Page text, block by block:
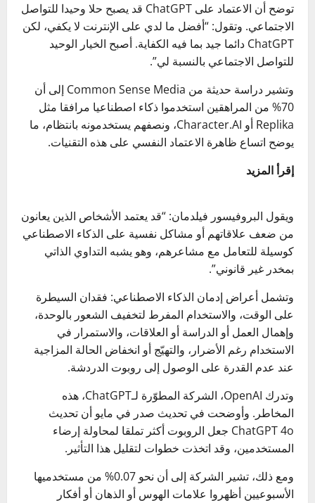
توضح أن الاعتماد على ChatGPT قد يصبح حلا وحيدا للتواصل
الاجتماعي. وتقول: “أفضل ما لدي على الإنترنت لا يكفي، لكن
ChatGPT دائما جيد بما فيه الكفاية. أصبح الخيار الوحيد
للتواصل الاجتماعي بالنسبة لي”.
وتشير دراسة حديثة من Common Sense Media إلى أن
70% من المراهقين استخدموا ذكاء اصطناعيا مرافقا مثل
Replika أو Character.AI، ونصفهم يستخدمونه بانتظام، ما
يوضح اتساع ظاهرة الاعتماد النفسي على هذه التقنيات.
إقرأ المزيد
ويقول البروفيسور فيلدمان: “قد يعتمد الأشخاص الذين يعانون
من ضعف علاقاتهم أو مشاكل نفسية على الذكاء الاصطناعي
كوسيلة للتعامل مع مشاعرهم، وهو يشبه التداوي الذاتي
بمخدر غير قانوني”.
وتشمل أعراض إدمان الذكاء الاصطناعي: فقدان السيطرة
على الوقت، والاستخدام المفرط لتخفيف الشعور بالوحدة،
وإهمال العمل أو الدراسة أو العلاقات، والاستمرار في
الاستخدام رغم الأضرار، والتهيّج أو انخفاض الحالة المزاجية
عند عدم القدرة على الوصول إلى روبوت الدردشة.
وتدرك OpenAI، الشركة المطوّرة لـChatGPT، هذه
المخاطر. وأوضحت في تحديث صدر في مايو أن تحديث
ChatGPT 4o جعل الروبوت أكثر تملقا لمحاولة إرضاء
المستخدمين، وقد اتخذت خطوات لتقليل هذا التأثير.
ومع ذلك، تشير الشركة إلى أن نحو 0.07% من مستخدميها
الأسبوعيين أظهروا علامات الهوس أو الذهان أو أفكار